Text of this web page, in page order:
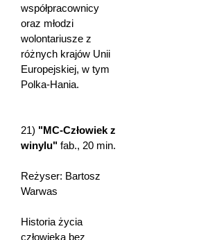
współpracownicy
oraz młodzi
wolontariusze z
różnych krajów Unii
Europejskiej, w tym
Polka-Hania.
21) "MC-Człowiek z
winylu" fab., 20 min.
Reżyser: Bartosz
Warwas
Historia życia
człowieka bez